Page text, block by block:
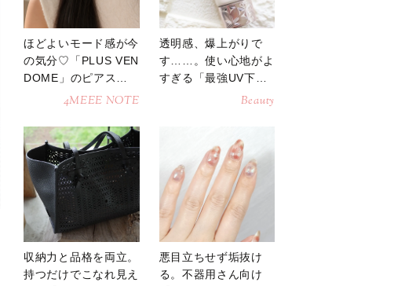
ほどよいモード感が今
の気分♡「PLUS VEN
DOME」のピアスが
4MEEE NOTE
透明感、爆上がりで
す……。使い心地がよ
すぎる「最強UV下
Beauty
収納力と品格を両立。
持つだけでこなれ見え
悪目立ちせず垢抜け
る。不器用さん向け